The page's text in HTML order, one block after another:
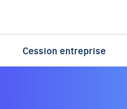
Cession entreprise